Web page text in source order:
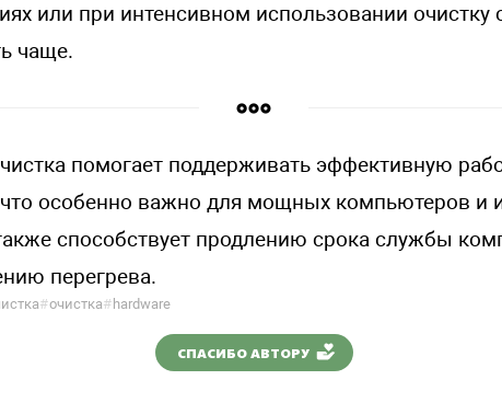
или при интенсивном использовании очистку
чаще.
помогает поддерживать эффективную
особенно важно для мощных компьютеров и
способствует продлению срока службы
перегрева.
#очистка# hardware
СПАСИБО АВТОРУ